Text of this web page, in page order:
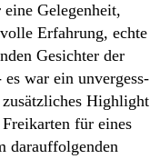
Gelegen­heit,
Erfah­rung, echte
Gesich­ter der
es war ein unver­gess­
Highlight
für eines
darauf­fol­gen­den